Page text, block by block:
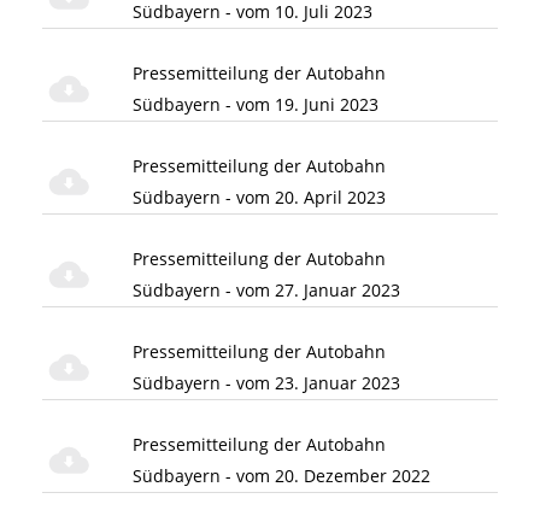
Südbayern - vom 10. Juli 2023
Pressemitteilung der Autobahn
Südbayern - vom 19. Juni 2023
Pressemitteilung der Autobahn
Südbayern - vom 20. April 2023
Pressemitteilung der Autobahn
Südbayern - vom 27. Januar 2023
Pressemitteilung der Autobahn
Südbayern - vom 23. Januar 2023
Pressemitteilung der Autobahn
Südbayern - vom 20. Dezember 2022